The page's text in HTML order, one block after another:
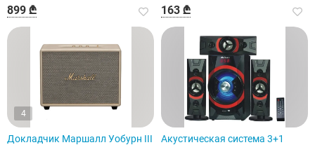
899 ₾ 163 ₾
4
Докладчик Маршалл Уобурн III
Акустическая система 3+1